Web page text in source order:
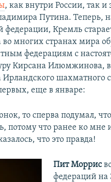
, как внутри России, так
Путина. Теперь,
Кремль
во многих странах мира
федерациям с
Кирсана Илюмжинова,
Ирландского шахматного
еще в январе:
то сперва подумал,
потому что ранее ко мне
что это правда!
Пит Моррис
федераций